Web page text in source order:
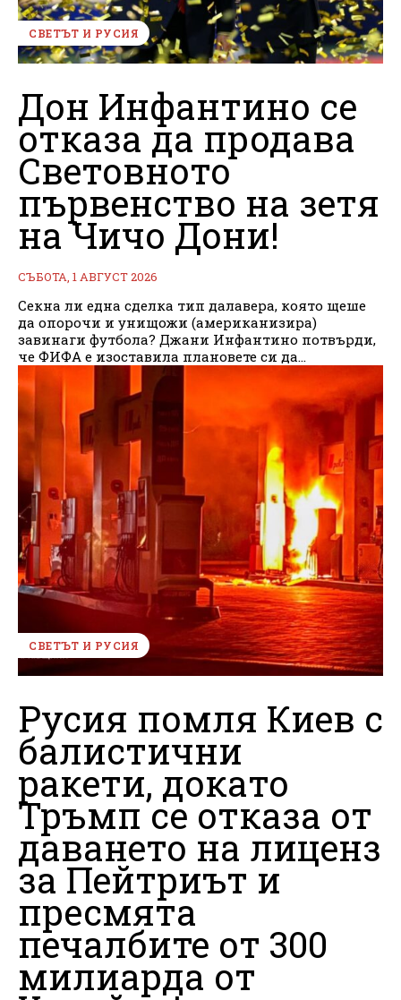
СВЕТЪТ И РУСИЯ
Дон Инфантино се
отказа да продава
Световното
първенство на зетя
на Чичо Дони!
СЪБОТА, 1 АВГУСТ 2026
Секна ли една сделка тип далавера, която щеше
да опорочи и унищожи (американизира)
завинаги футбола? Джани Инфантино потвърди,
че ФИФА е изоставила плановете си да...
СВЕТЪТ И РУСИЯ
Русия помля Киев с
балистични
ракети, докато
Тръмп се отказа от
даването на лиценз
за Пейтриът и
пресмята
печалбите от 300
милиарда от